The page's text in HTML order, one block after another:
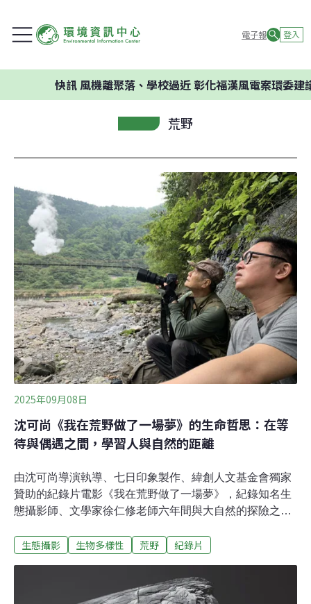
電子報 登入
風機離聚落、學校過近 彰化福漢風電案環委建議不應
荒野
2025年09月08日
沈可尚《我在荒野做了一場夢》的生命哲思：在等
待與偶遇之間，學習人與自然的距離
由沈可尚導演執導、七日印象製作、緯創人文基金會獨家
贊助的紀錄片電影《我在荒野做了一場夢》，紀錄知名生
態攝影師、文學家徐仁修老師六年間與大自然的探險之
錄壯麗風景，也不斷警示生態消亡。2019年的一場手術，
凝結徐仁修的凝視與執著。沈可尚說，這部片讓他學會
「浪費時間」：在漫長等待與偶然相遇之間，體會人與自
生態攝影 生物多樣性 荒野 紀錄片